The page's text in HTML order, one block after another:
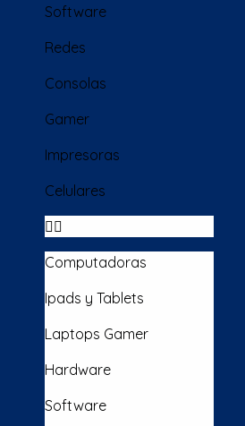
Software
Redes
Consolas
Gamer
Impresoras
Celulares
Computadoras
Ipads y Tablets
Laptops Gamer
Hardware
Software